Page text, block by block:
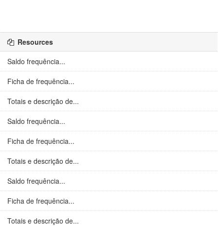
Resources
Saldo frequência...
Ficha de frequência...
Totais e descrição de...
Saldo frequência...
Ficha de frequência...
Totais e descrição de...
Saldo frequência...
Ficha de frequência...
Totais e descrição de...